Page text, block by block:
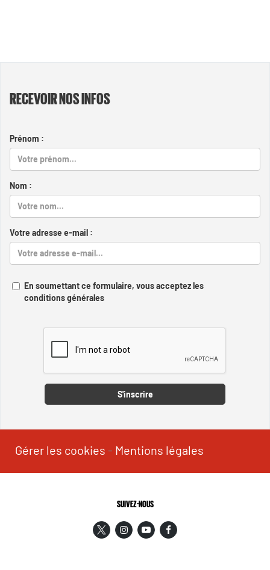
RECEVOIR NOS INFOS
Prénom :
Nom :
Votre adresse e-mail :
En soumettant ce formulaire, vous acceptez les
conditions générales
S'inscrire
Gérer les cookies - Mentions légales
SUIVEZ-NOUS